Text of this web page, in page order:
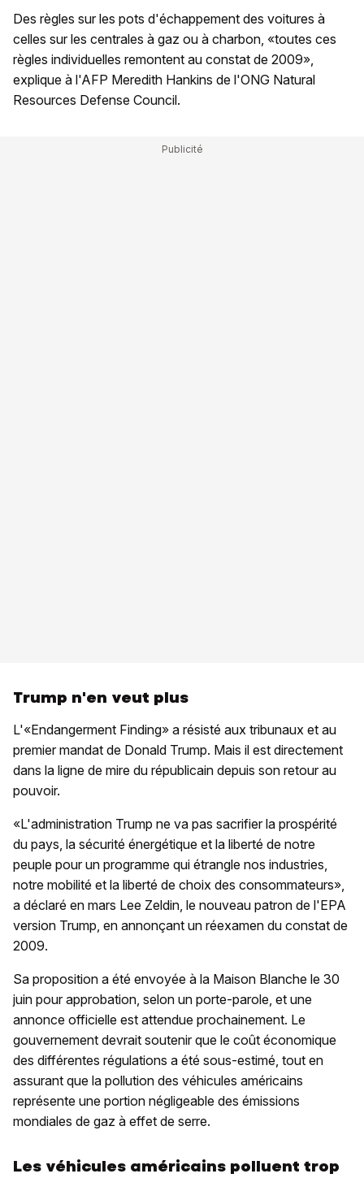
Des règles sur les pots d'échappement des voitures à
celles sur les centrales à gaz ou à charbon, «toutes ces
règles individuelles remontent au constat de 2009»,
explique à l'AFP Meredith Hankins de l'ONG Natural
Resources Defense Council.
Trump n'en veut plus
L'«Endangerment Finding» a résisté aux tribunaux et au
premier mandat de Donald Trump. Mais il est directement
dans la ligne de mire du républicain depuis son retour au
pouvoir.
«L'administration Trump ne va pas sacrifier la prospérité
du pays, la sécurité énergétique et la liberté de notre
peuple pour un programme qui étrangle nos industries,
notre mobilité et la liberté de choix des consommateurs»,
a déclaré en mars Lee Zeldin, le nouveau patron de l'EPA
version Trump, en annonçant un réexamen du constat de
2009.
Sa proposition a été envoyée à la Maison Blanche le 30
juin pour approbation, selon un porte-parole, et une
annonce officielle est attendue prochainement. Le
gouvernement devrait soutenir que le coût économique
des différentes régulations a été sous-estimé, tout en
assurant que la pollution des véhicules américains
représente une portion négligeable des émissions
mondiales de gaz à effet de serre.
Les véhicules américains polluent trop